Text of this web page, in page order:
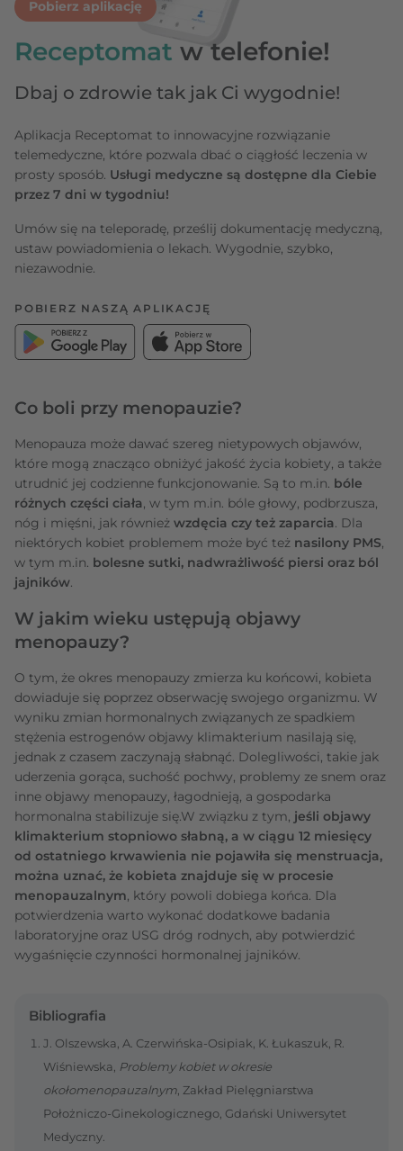
Pobierz aplikację
Receptomat w telefonie!
Dbaj o zdrowie tak jak Ci wygodnie!
Aplikacja Receptomat to innowacyjne rozwiązanie
telemedyczne, które pozwala dbać o ciągłość leczenia w
prosty sposób. Usługi medyczne są dostępne dla Ciebie
przez 7 dni w tygodniu!
Umów się na teleporadę, prześlij dokumentację medyczną,
ustaw powiadomienia o lekach. Wygodnie, szybko,
niezawodnie.
POBIERZ NASZĄ APLIKACJĘ
Co boli przy menopauzie?
Menopauza może dawać szereg nietypowych objawów,
które mogą znacząco obniżyć jakość życia kobiety, a także
utrudnić jej codzienne funkcjonowanie. Są to m.in. bóle
różnych części ciała, w tym m.in. bóle głowy, podbrzusza,
nóg i mięśni, jak również wzdęcia czy też zaparcia. Dla
niektórych kobiet problemem może być też nasilony PMS,
w tym m.in. bolesne sutki, nadwrażliwość piersi oraz ból
jajników.
W jakim wieku ustępują objawy
menopauzy?
O tym, że okres menopauzy zmierza ku końcowi, kobieta
dowiaduje się poprzez obserwację swojego organizmu. W
wyniku zmian hormonalnych związanych ze spadkiem
stężenia estrogenów objawy klimakterium nasilają się,
jednak z czasem zaczynają słabnąć. Dolegliwości, takie jak
uderzenia gorąca, suchość pochwy, problemy ze snem oraz
inne objawy menopauzy, łagodnieją, a gospodarka
hormonalna stabilizuje się.W związku z tym, jeśli objawy
klimakterium stopniowo słabną, a w ciągu 12 miesięcy
od ostatniego krwawienia nie pojawiła się menstruacja,
można uznać, że kobieta znajduje się w procesie
menopauzalnym, który powoli dobiega końca. Dla
potwierdzenia warto wykonać dodatkowe badania
laboratoryjne oraz USG dróg rodnych, aby potwierdzić
wygaśnięcie czynności hormonalnej jajników.
Bibliografia
J. Olszewska, A. Czerwińska-Osipiak, K. Łukaszuk, R.
Wiśniewska, Problemy kobiet w okresie
okołomenopauzalnym , Zakład Pielęgniarstwa
Położniczo-Ginekologicznego, Gdański Uniwersytet
Medyczny.